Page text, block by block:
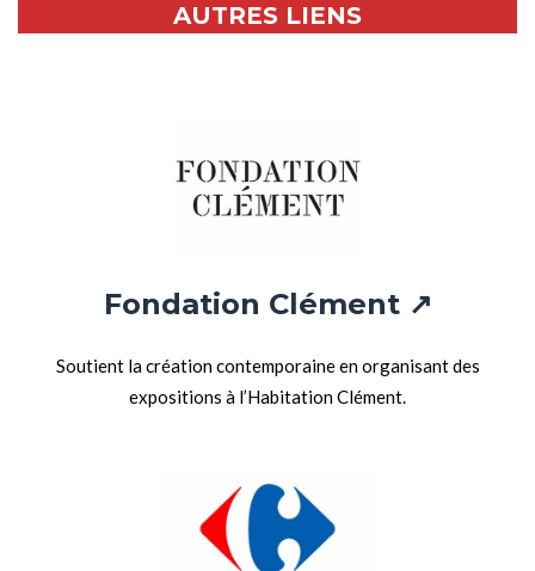
AUTRES LIENS
Fondation Clément ↗
Soutient la création contemporaine en organisant des
expositions à l’Habitation Clément.